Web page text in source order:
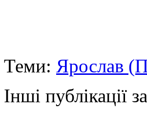
Теми: Ярослав
Інші публікації